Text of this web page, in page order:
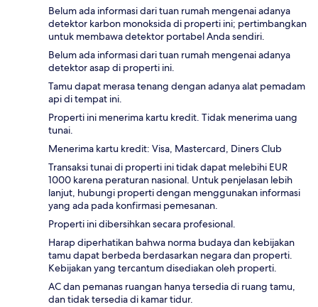
Belum ada informasi dari tuan rumah mengenai adanya
detektor karbon monoksida di properti ini; pertimbangkan
untuk membawa detektor portabel Anda sendiri.
Belum ada informasi dari tuan rumah mengenai adanya
detektor asap di properti ini.
Tamu dapat merasa tenang dengan adanya alat pemadam
api di tempat ini.
Properti ini menerima kartu kredit. Tidak menerima uang
tunai.
Menerima kartu kredit: Visa, Mastercard, Diners Club
Transaksi tunai di properti ini tidak dapat melebihi EUR
1000 karena peraturan nasional. Untuk penjelasan lebih
lanjut, hubungi properti dengan menggunakan informasi
yang ada pada konfirmasi pemesanan.
Properti ini dibersihkan secara profesional.
Harap diperhatikan bahwa norma budaya dan kebijakan
tamu dapat berbeda berdasarkan negara dan properti.
Kebijakan yang tercantum disediakan oleh properti.
AC dan pemanas ruangan hanya tersedia di ruang tamu,
dan tidak tersedia di kamar tidur.